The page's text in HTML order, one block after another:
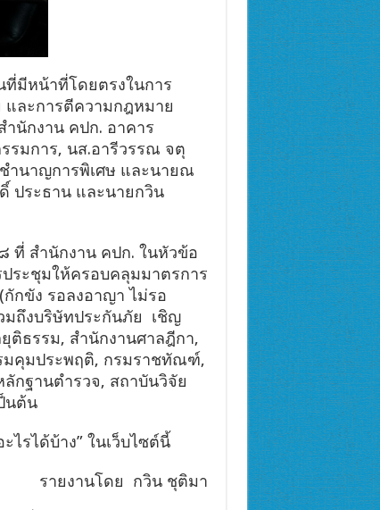
ที่มีหน้าที่โดยตรงในการ
และการตีความกฎหมาย
นักงาน คปก. อาคาร
รมการ, นส.อารีวรรณ จตุ
ำนาญการพิเศษ และนายณ
ประธาน และนายกวิน
ที่ สำนักงาน คปก. ในหัวข้อ
ระชุมให้ครอบคลุมมาตรการ
กขัง รอลงอาญา ไม่รอ
มถึงบริษัทประกันภัย เชิญ
ติธรรม, สำนักงานศาลฎีกา,
มคุมประพฤติ, กรมราชทัณฑ์,
กฐานตำรวจ, สถาบันวิจัย
นต้น
รได้บ้าง” ในเว็บไซต์นี้
รายงานโดย กวิน ชุติมา